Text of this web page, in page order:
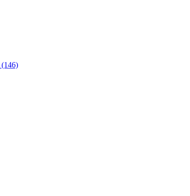
(146)